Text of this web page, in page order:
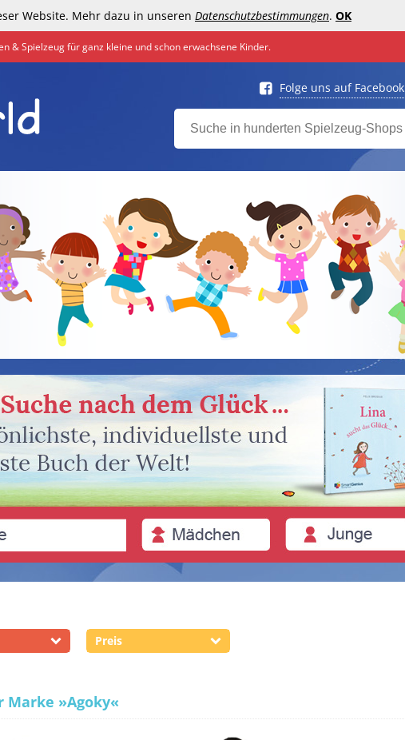
Website. Mehr dazu in unseren Datenschutzbestimmungen. OK
& Spielzeug für ganz kleine und schon erwachsene Kinder.
Folge uns auf Facebook
Preis
Marke »Agoky«